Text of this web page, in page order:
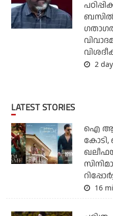
ബസില്‍
ഗതാഗത
2
LATEST STORIES
ഐ ആം
16